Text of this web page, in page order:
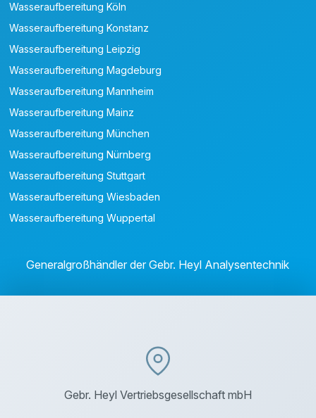
Wasseraufbereitung Köln
Wasseraufbereitung Konstanz
Wasseraufbereitung Leipzig
Wasseraufbereitung Magdeburg
Wasseraufbereitung Mannheim
Wasseraufbereitung Mainz
Wasseraufbereitung München
Wasseraufbereitung Nürnberg
Wasseraufbereitung Stuttgart
Wasseraufbereitung Wiesbaden
Wasseraufbereitung Wuppertal
Generalgroßhändler der Gebr. Heyl Analysentechnik
Gebr. Heyl Vertriebsgesellschaft mbH